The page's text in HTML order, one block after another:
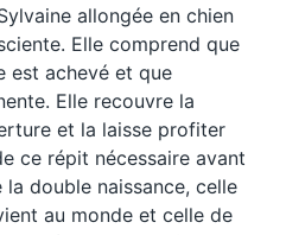
allongée en chien
Elle comprend que
est achevé et que
Elle recouvre la
et la laisse profiter
ce répit nécessaire avant
double naissance, celle
au monde et celle de